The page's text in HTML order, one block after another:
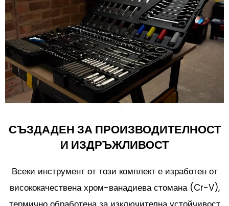
СЪЗДАДЕН ЗА ПРОИЗВОДИТЕЛНОСТ
И ИЗДРЪЖЛИВОСТ
Всеки инструмент от този комплект е изработен от
висококачествена хром-ванадиева стомана (Cr-V),